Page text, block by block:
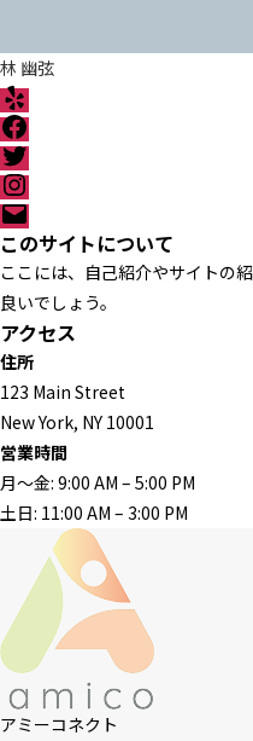
林 幽弦
Y
e
l
p
F
a
c
e
b
o
o
k
T
w
i
t
t
e
r
I
n
s
t
a
g
r
a
m
メ
ー
ル
このサイトについて
ここには、自己紹介やサイトの
良いでしょう。
アクセス
住所
123 Main Street
New York, NY 10001
営業時間
月〜金: 9:00 AM – 5:00 PM
土日: 11:00 AM – 3:00 PM
アミーコネクト